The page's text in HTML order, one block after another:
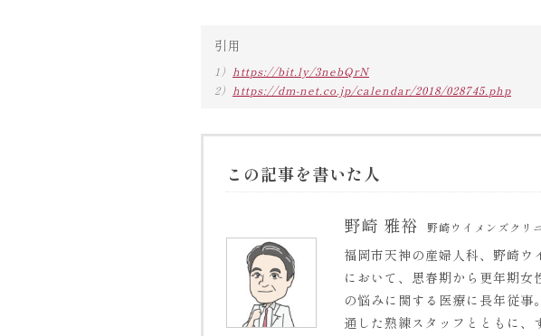
引用
1） https://bit.ly/3nebQrN
2） https://dm-net.co.jp/calendar/2018/028745.php
この記事を書いた人
野崎 雅裕 野崎ウイメンズクリ
福岡市天神の産婦人科、野崎
において、思春期から更年期
の悩みに関する医療に長年従
通した熟練スタッフとともに、